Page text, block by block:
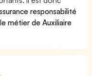
responsabilité
métier de Auxiliaire